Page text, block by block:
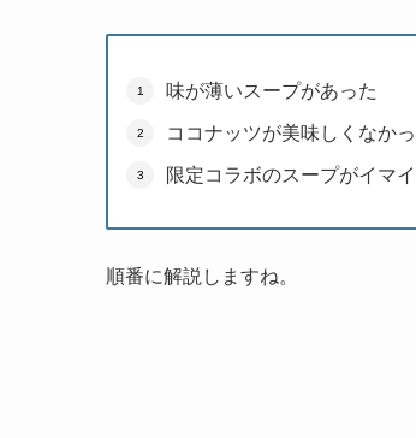
味が薄いスープがあった
ココナッツが美味しくなか
限定コラボのスープがイマ
順番に解説しますね。